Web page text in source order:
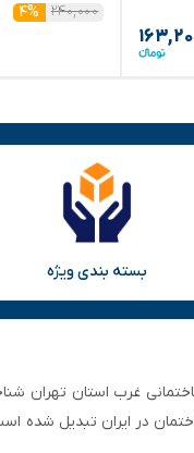
۲۴۰,۰۰۰
۴%
بسته بندی ویژه
هایپرساختمانی‌ غرب
در ایران تبدیل شده